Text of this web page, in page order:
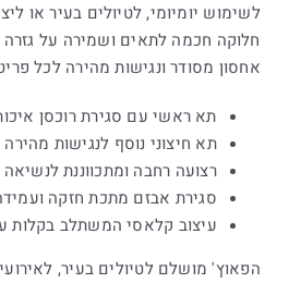
לשימוש יומיומי, לטיולים בעיר או
חלוקה חכמה לתאים ושמירה על
אחסון מסודר ונגישות מהירה לכל
תא ראשי עם סגירת רוכסן
תא חיצוני נוסף לנגישות
רצועה רחבה ומתכווננת
סגירת אבזם מתכת חזקה
עיצוב קלאסי המשתלב בקלות
הפאוץ' מושלם לטיולים בעיר,